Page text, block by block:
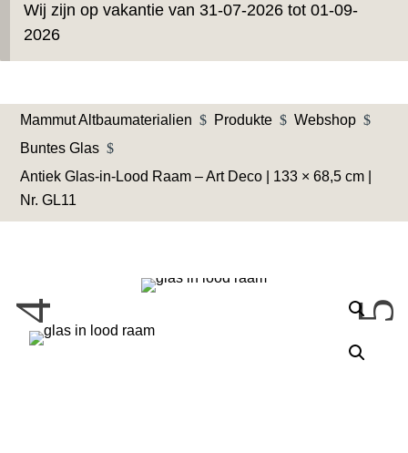
Wij zijn op vakantie van 31-07-2026 tot 01-09-
2026
Mammut Altbaumaterialien $ Produkte $ Webshop $
Buntes Glas $
Antiek Glas-in-Lood Raam – Art Deco | 133 × 68,5 cm |
Nr. GL11